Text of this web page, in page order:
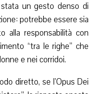
un gesto denso di
potrebbe essere sia
alla responsabilità con
“tra le righe” che
e nei corridoi.
diretto, se l’Opus Dei